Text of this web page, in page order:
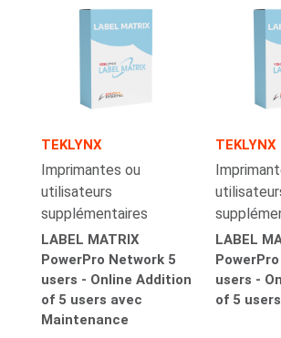
TEKLYNX
Imprimantes ou
utilisateurs
supplémentaires
LABEL MATRIX
PowerPro Network 5
users - Online Addition
of 5 users avec
Maintenance
TEKLYNX
LABEL
users -
of 5